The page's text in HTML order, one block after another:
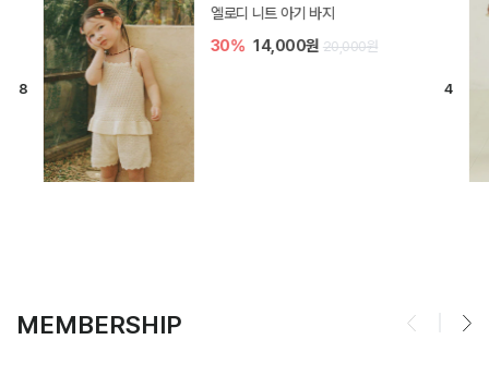
엘로디 니트 아기 바지
30% 14,000원 20,000원
MEMBERSHIP